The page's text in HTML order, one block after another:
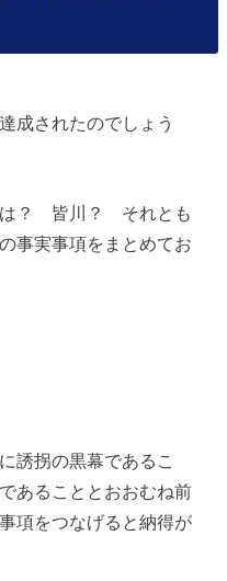
成されたのでしょう
は？ 皆川？ それとも
事実事項をまとめてお
誘拐の黒幕であるこ
あることとおおむね前
項をつなげると納得が